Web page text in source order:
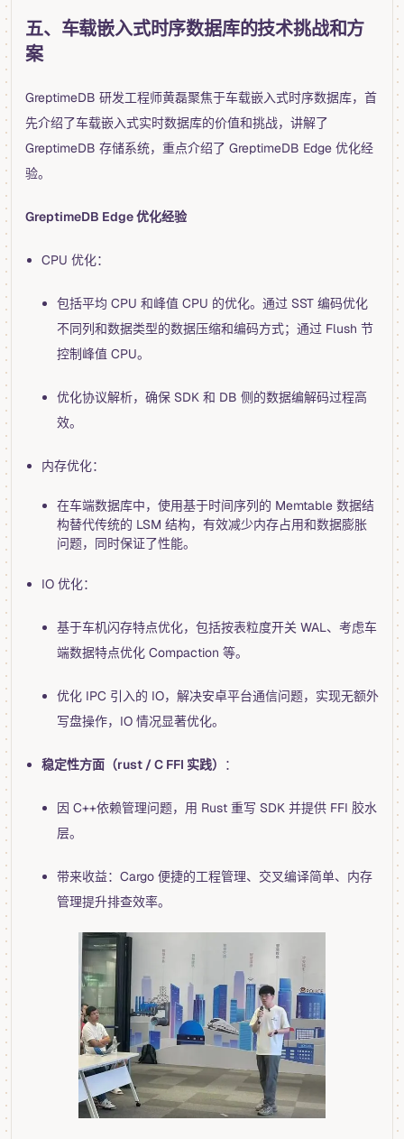
五、车载嵌入式时序数据库的技术挑战和方
案
GreptimeDB 研发工程师黄磊聚焦于车载嵌入式时序数据库，首
先介绍了车载嵌入式实时数据库的价值和挑战，讲解了
GreptimeDB 存储系统，重点介绍了 GreptimeDB Edge 优化经
验。
GreptimeDB Edge 优化经验
CPU 优化：
包括平均 CPU 和峰值 CPU 的优化。通过 SST 编码优化
不同列和数据类型的数据压缩和编码方式；通过 Flush 节
控制峰值 CPU。
优化协议解析，确保 SDK 和 DB 侧的数据编解码过程高
效。
内存优化：
在车端数据库中，使用基于时间序列的 Memtable 数据结
构替代传统的 LSM 结构，有效减少内存占用和数据膨胀
问题，同时保证了性能。
IO 优化：
基于车机闪存特点优化，包括按表粒度开关 WAL、考虑车
端数据特点优化 Compaction 等。
优化 IPC 引入的 IO，解决安卓平台通信问题，实现无额外
写盘操作，IO 情况显著优化。
稳定性方面（rust / C FFI 实践） ：
因 C++依赖管理问题，用 Rust 重写 SDK 并提供 FFI 胶水
层。
带来收益：Cargo 便捷的工程管理、交叉编译简单、内存
管理提升排查效率。